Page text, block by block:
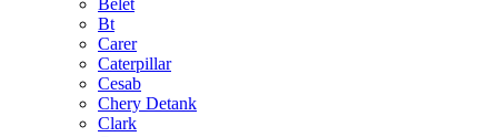
Bt
Carer
Caterpillar
Cesab
Chery Detank
Clark